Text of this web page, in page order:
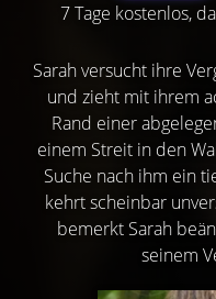
7 Tage kostenlos,
Sarah versucht ihre
und zieht mit ihrem
Rand einer
einem Streit in den
Suche nach ihm ein
kehrt scheinbar
bemerkt Sarah
seinem